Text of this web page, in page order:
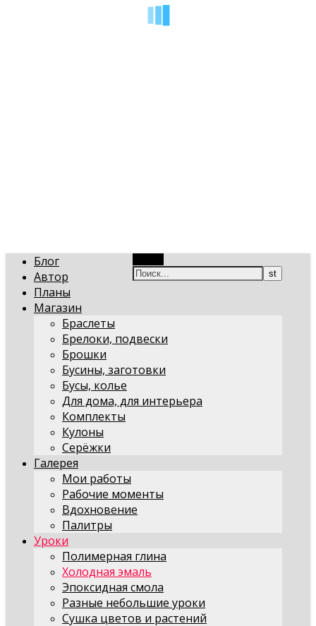
Блог
Автор
Планы
Магазин
Браслеты
Брелоки, подвески
Брошки
Бусины, заготовки
Бусы, колье
Для дома, для интерьера
Комплекты
Кулоны
Серёжки
Галерея
Мои работы
Рабочие моменты
Вдохновение
Палитры
Уроки
Полимерная глина
Холодная эмаль
Эпоксидная смола
Разные небольшие уроки
Сушка цветов и растений